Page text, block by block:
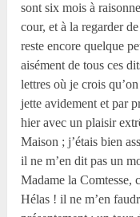
sont six mois à
cour, et à la regarder
reste encore quelque
aisément de tous ces
lettres où je crois
jette avidement et par
hier avec un plaisir
Maison ; j’étais bien
il ne m’en dit pas un
Madame la Comtesse,
Hélas ! il ne m’en